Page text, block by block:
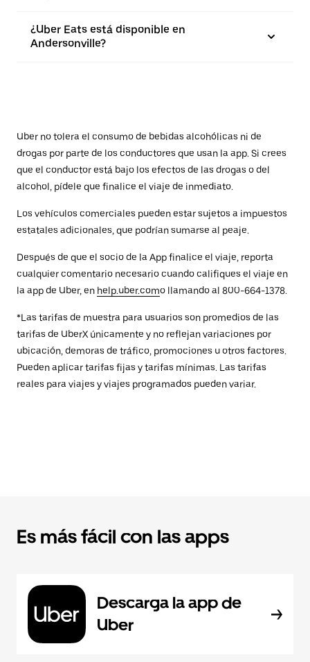
¿Uber Eats está disponible en
Andersonville?
Uber no tolera el consumo de bebidas alcohólicas ni de
drogas por parte de los conductores que usan la app. Si crees
que el conductor está bajo los efectos de las drogas o del
alcohol, pídele que finalice el viaje de inmediato.
Los vehículos comerciales pueden estar sujetos a impuestos
estatales adicionales, que podrían sumarse al peaje.
Después de que el socio de la App finalice el viaje, reporta
cualquier comentario necesario cuando califiques el viaje en
la app de Uber, en help.uber.como llamando al 800-664-1378.
*Las tarifas de muestra para usuarios son promedios de las
tarifas de UberX únicamente y no reflejan variaciones por
ubicación, demoras de tráfico, promociones u otros factores.
Pueden aplicar tarifas fijas y tarifas mínimas. Las tarifas
reales para viajes y viajes programados pueden variar.
Es más fácil con las apps
Descarga la app de
Uber